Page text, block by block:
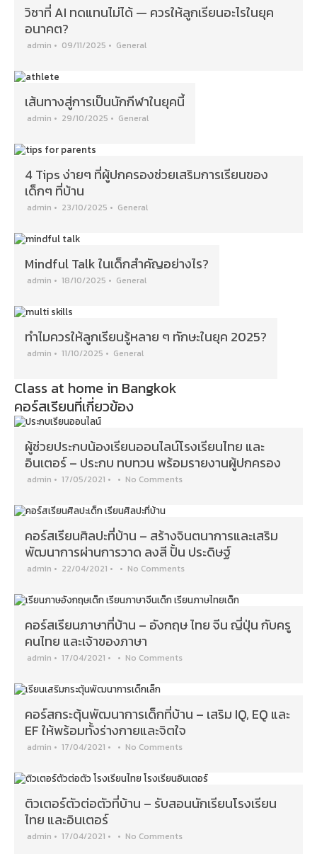
วิชาที่ AI ทดแทนไม่ได้ — ควรให้ลูกเรียนอะไรในยุค
อนาคต?
admin • 09/11/2025 • General
เส้นทางสู่การเป็นนักกีฬาในยุคนี้
admin • 29/10/2025 • General
4 Tips ง่ายๆ ที่ผู้ปกครองช่วยเสริมการเรียนของ
เด็กๆ ที่บ้าน
admin • 23/10/2025 • General
Mindful Talk ในเด็กสำคัญอย่างไร?
admin • 18/10/2025 • General
ทำไมควรให้ลูกเรียนรู้หลาย ๆ ทักษะในยุค 2025?
admin • 11/10/2025 • General
Class at home in Bangkok
คอร์สเรียนที่เกี่ยวข้อง
ผู้ช่วยประกบน้องเรียนออนไลน์โรงเรียนไทย และ
อินเตอร์ – ประกบ ทบทวน พร้อมรายงานผู้ปกครอง
admin • 17/05/2021 • • No Comments
คอร์สเรียนศิลปะที่บ้าน – สร้างจินตนาการและเสริม
พัฒนาการผ่านการวาด ลงสี ปั้น ประดิษฐ์
admin • 22/04/2021 • • No Comments
คอร์สเรียนภาษาที่บ้าน – อังกฤษ ไทย จีน ญี่ปุ่น กับครู
คนไทย และเจ้าของภาษา
admin • 17/04/2021 • • No Comments
คอร์สกระตุ้นพัฒนาการเด็กที่บ้าน – เสริม IQ, EQ และ
EF ให้พร้อมทั้งร่างกายและจิตใจ
admin • 17/04/2021 • • No Comments
ติวเตอร์ตัวต่อตัวที่บ้าน – รับสอนนักเรียนโรงเรียน
ไทย และอินเตอร์
admin • 17/04/2021 • • No Comments